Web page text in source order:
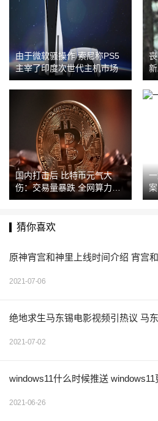
由于微软骚操作 索尼称PS5
主宰了印度次世代主机市场
国内打击后 比特币元气大
伤：交易量暴跌 全网算力腰
斩
案
猜你喜欢
原神宵宫和神里上线时间介绍 宵宫
2021-07-06
绝地求生马东锡电影视频引热议 马
2021-07-02
windows11什么时候推送 windows11
2021-06-26